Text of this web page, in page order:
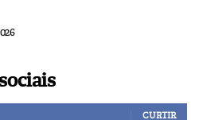
CURTIR